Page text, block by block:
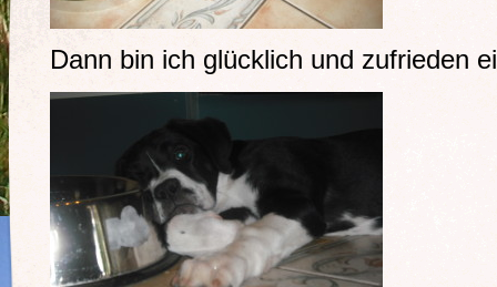
Dann bin ich glücklich und zufrieden